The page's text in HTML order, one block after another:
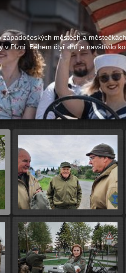
městech a
v Plzni. Během čtyř dní je navštívilo